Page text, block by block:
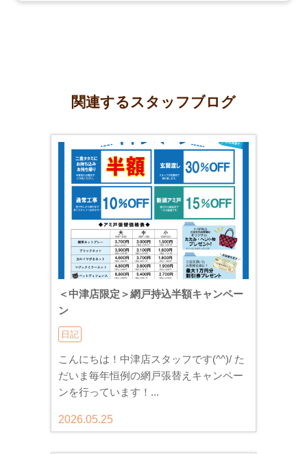
関連するスタッフブログ
＜中津店限定＞網戸持込半額キャンペー
ン
日記
こんにちは！中津店スタッフです(^^)/ た
だいま毎年恒例の網戸張替えキャンペー
ンを行っています！...
2026.05.25